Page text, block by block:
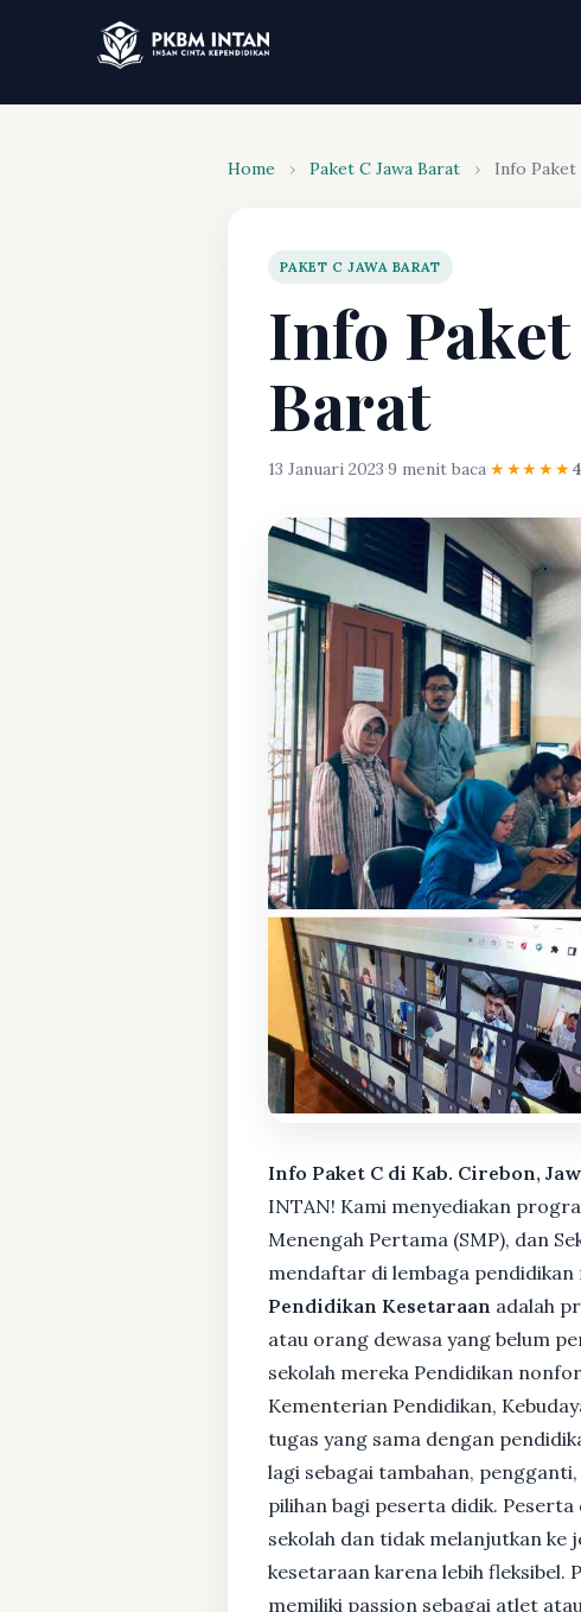
Home › Paket C Jawa Barat › Info Paket
PAKET C JAWA BARAT
Info
Barat
13 Januari 2023·9 menit baca·★★★★★
Info Paket C di Kab. Cirebon,
INTAN! Kami menyediakan
Menengah Pertama (SMP), dan
mendaftar di lembaga
Pendidikan Kesetaraan adalah
atau orang dewasa yang belum
sekolah mereka Pendidikan
Kementerian Pendidikan,
tugas yang sama dengan
lagi sebagai tambahan,
pilihan bagi peserta didik.
sekolah dan tidak melanjutkan ke
kesetaraan karena lebih fleksibel.
memiliki passion sebagai atlet